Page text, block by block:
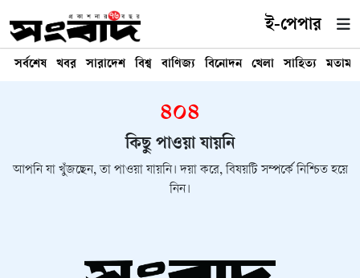
ই-পেপার
সর্বশেষ খবর সারাদেশ বিশ্ব বাণিজ্য বিনোদন খেলা সাহিত্য মতামত
৪০৪
কিছু পাওয়া যায়নি
আপনি যা খুঁজছেন, তা পাওয়া যায়নি। দয়া করে, বিষয়টি সম্পর্কে নিশ্চিত হয়ে
নিন।